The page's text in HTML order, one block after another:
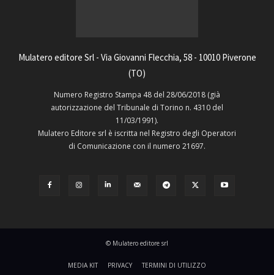
Mulatero editore Srl - Via Giovanni Flecchia, 58 - 10010 Piverone
(TO)
Numero Registro Stampa 48 del 28/06/2018 (già
autorizzazione del Tribunale di Torino n. 4310 del
11/03/1991).
Mulatero Editore srl è iscritta nel Registro degli Operatori
di Comunicazione con il numero 21697.
© Mulatero editore srl
MEDIA KIT PRIVACY TERMINI DI UTILIZZO